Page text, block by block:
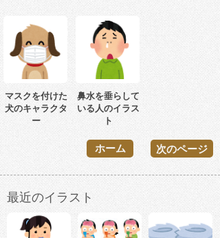
マスクを付けた
犬のキャラクタ
ー
鼻水を垂らして
いる人のイラス
ト
次のページ
ホーム
最近のイラスト